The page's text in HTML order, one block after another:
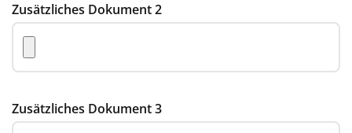
Zusätzliches Dokument 2
Zusätzliches Dokument 3